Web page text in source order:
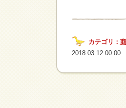
カテゴリ：
2018.03.12 00:00